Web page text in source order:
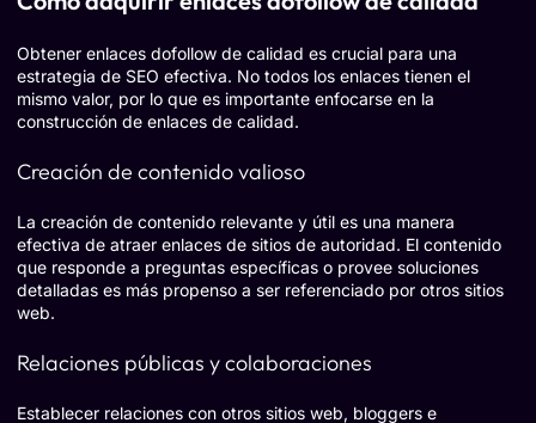
Obtener enlaces dofollow de calidad es crucial para una
estrategia de SEO efectiva. No todos los enlaces tienen el
mismo valor, por lo que es importante enfocarse en la
construcción de enlaces de calidad.
Creación de contenido valioso
La creación de contenido relevante y útil es una manera
efectiva de atraer enlaces de sitios de autoridad. El contenido
que responde a preguntas específicas o provee soluciones
detalladas es más propenso a ser referenciado por otros sitios
web.
Relaciones públicas y colaboraciones
Establecer relaciones con otros sitios web, bloggers e